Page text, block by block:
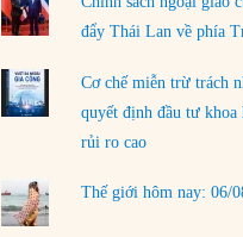
đẩy Thái Lan về phía
Cơ chế miễn trừ trách
quyết định đầu tư khoa
rủi ro cao
Thế giới hôm nay: 06/